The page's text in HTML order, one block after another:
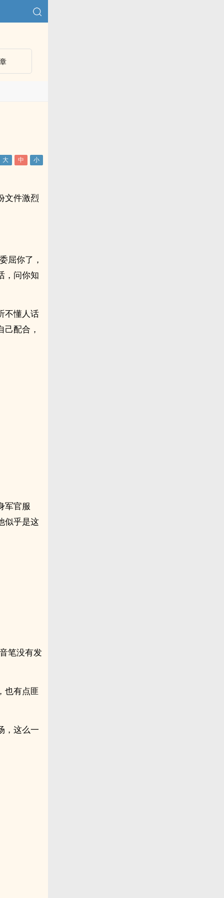
文件激烈
屈你了，
，问你知
不懂人话
配合，
军官服
似乎是这
笔没有发
也有点匪
，这么一